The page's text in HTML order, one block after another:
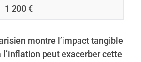
1 200 €
montre l’impact tangible
l’inflation peut exacerber cette